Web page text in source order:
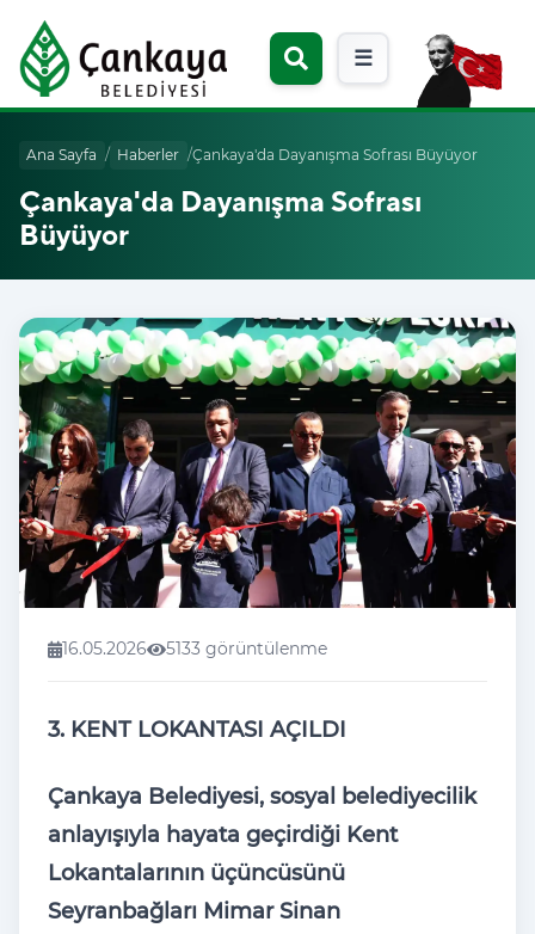
☰
Ana Sayfa / Haberler /Çankaya'da Dayanışma Sofrası Büyüyor
Çankaya'da Dayanışma Sofrası
Büyüyor
16.05.2026 5133 görüntülenme
3. KENT LOKANTASI AÇILDI
Çankaya Belediyesi, sosyal belediyecilik
anlayışıyla hayata geçirdiği Kent
Lokantalarının üçüncüsünü
Seyranbağları Mimar Sinan